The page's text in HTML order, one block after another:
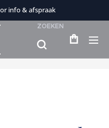
info & afspraak
ZOEKEN